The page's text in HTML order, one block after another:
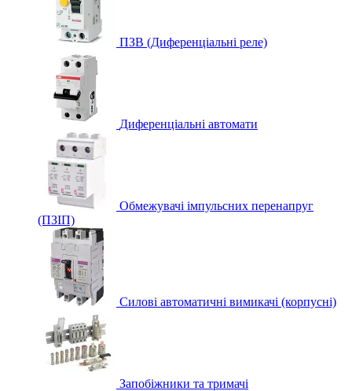
ПЗВ (Диференціальні реле)
Диференціальні автомати
Обмежувачі імпульсних перенапруг
(ПЗІП)
Силові автоматичні вимикачі (корпусні)
Запобіжники та тримачі